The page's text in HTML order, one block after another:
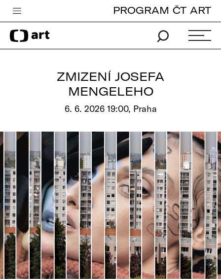
Česká televize
Zpravodajství
Vše o ČT
PROGRAM ČT ART
ZMIZENÍ JOSEFA
MENGELEHO
6. 6. 2026 19:00, Praha